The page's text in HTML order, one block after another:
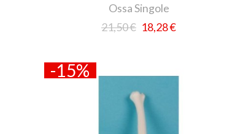
Ossa Singole
21,50 € 18,28 €
-15%